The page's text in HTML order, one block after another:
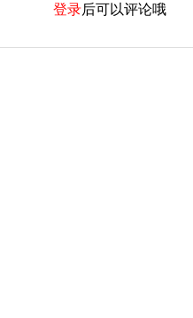
登录后可以评论哦